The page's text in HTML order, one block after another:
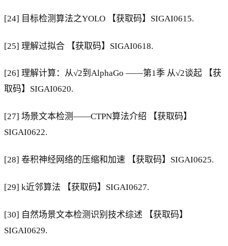
[24] 目标检测算法之YOLO 【获取码】SIGAI0615.
[25] 理解过拟合 【获取码】SIGAI0618.
[26] 理解计算：从√2到AlphaGo ——第1季 从√2谈起 【获
取码】SIGAI0620.
[27] 场景文本检测——CTPN算法介绍 【获取码】
SIGAI0622.
[28] 卷积神经网络的压缩和加速 【获取码】SIGAI0625.
[29] k近邻算法 【获取码】SIGAI0627.
[30] 自然场景文本检测识别技术综述 【获取码】
SIGAI0629.